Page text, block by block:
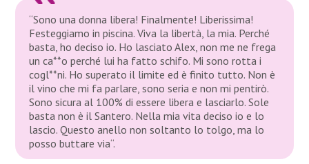
“Sono una donna libera! Finalmente! Liberissima!
Festeggiamo in piscina. Viva la libertà, la mia. Perché
basta, ho deciso io. Ho lasciato Alex, non me ne frega
un ca**o perché lui ha fatto schifo. Mi sono rotta i
cogl**ni. Ho superato il limite ed è finito tutto. Non è
il vino che mi fa parlare, sono seria e non mi pentirò.
Sono sicura al 100% di essere libera e lasciarlo. Sole
basta non è il Santero. Nella mia vita deciso io e lo
lascio. Questo anello non soltanto lo tolgo, ma lo
posso buttare via“.